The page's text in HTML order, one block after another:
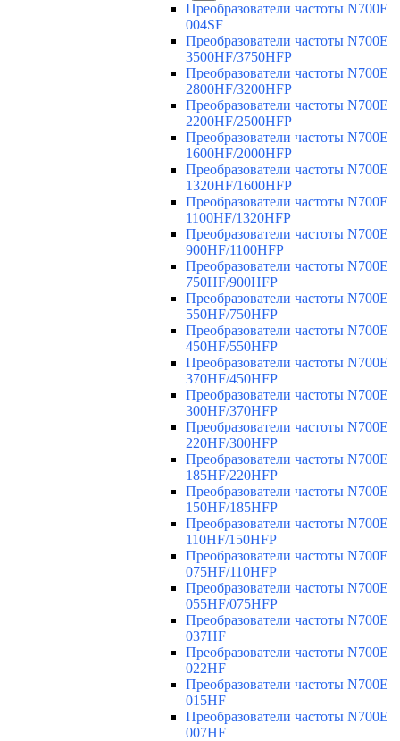
Преобразователи частоты N700E
004SF
Преобразователи частоты N700E
3500HF/3750HFP
Преобразователи частоты N700E
2800HF/3200HFP
Преобразователи частоты N700E
2200HF/2500HFP
Преобразователи частоты N700E
1600HF/2000HFP
Преобразователи частоты N700E
1320HF/1600HFP
Преобразователи частоты N700E
1100HF/1320HFP
Преобразователи частоты N700E
900HF/1100HFP
Преобразователи частоты N700E
750HF/900HFP
Преобразователи частоты N700E
550HF/750HFP
Преобразователи частоты N700E
450HF/550HFP
Преобразователи частоты N700E
370HF/450HFP
Преобразователи частоты N700E
300HF/370HFP
Преобразователи частоты N700E
220HF/300HFP
Преобразователи частоты N700E
185HF/220HFP
Преобразователи частоты N700E
150HF/185HFP
Преобразователи частоты N700E
110HF/150HFP
Преобразователи частоты N700E
075HF/110HFP
Преобразователи частоты N700E
055HF/075HFP
Преобразователи частоты N700E
037HF
Преобразователи частоты N700E
022HF
Преобразователи частоты N700E
015HF
Преобразователи частоты N700E
007HF